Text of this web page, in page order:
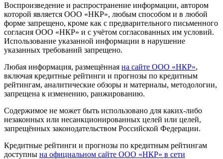
Воспроизведение и распространение информации, автором
которой является ООО «НКР», любым способом и в любой
форме запрещено, кроме как с предварительного письменного
согласия ООО «НКР» и с учётом согласованных им условий.
Использование указанной информации в нарушение
указанных требований запрещено.
Любая информация, размещённая на сайте ООО «НКР»,
включая кредитные рейтинги и прогнозы по кредитным
рейтингам, аналитические обзоры и материалы, методологии,
запрещена к изменению, ранжированию.
Содержимое не может быть использовано для каких-либо
незаконных или несанкционированных целей или целей,
запрещённых законодательством Российской Федерации.
Кредитные рейтинги и прогнозы по кредитным рейтингам
доступны на официальном сайте ООО «НКР» в сети